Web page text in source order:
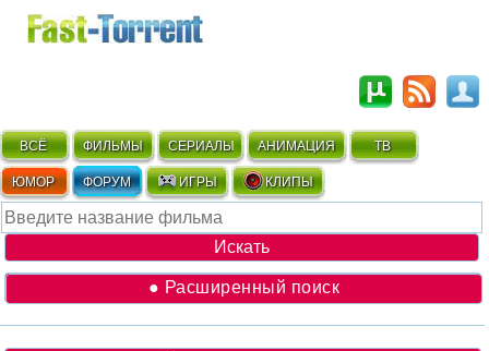
ВСЁ ФИЛЬМЫ СЕРИАЛЫ АНИМАЦИЯ ТВ
ЮМОР ФОРУМ ИГРЫ КЛИПЫ
● Расширенный поиск